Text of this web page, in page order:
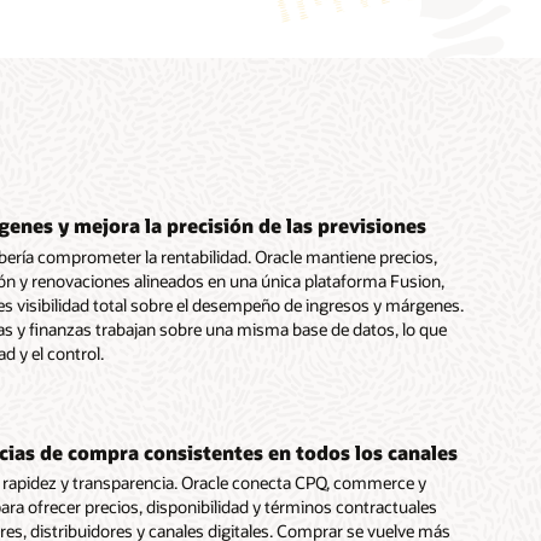
y mejora la precisión de las previsiones
comprometer la rentabilidad. Oracle mantiene precios,
y renovaciones alineados en una única plataforma Fusion,
visibilidad total sobre el desempeño de ingresos y márgenes.
y finanzas trabajan sobre una misma base de datos, lo que
y el control.
de compra consistentes en todos los canales
y transparencia. Oracle conecta CPQ, commerce y
ofrecer precios, disponibilidad y términos contractuales
distribuidores y canales digitales. Comprar se vuelve más